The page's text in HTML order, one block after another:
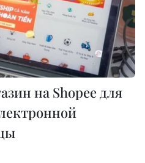
на Shopee для